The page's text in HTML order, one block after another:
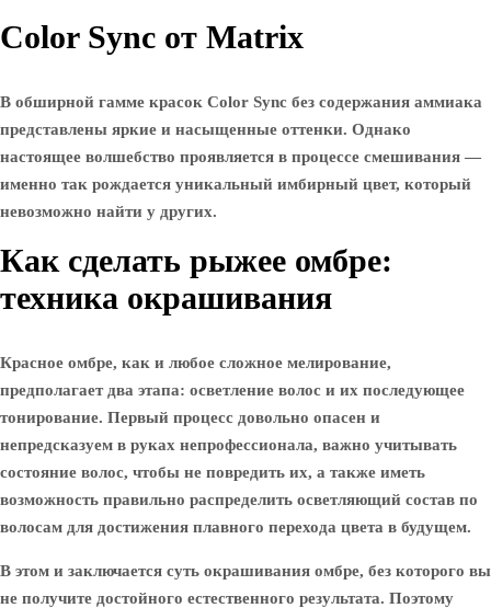
Color Sync от Matrix
В обширной гамме красок Color Sync без содержания аммиака
представлены яркие и насыщенные оттенки. Однако
настоящее волшебство проявляется в процессе смешивания —
именно так рождается уникальный имбирный цвет, который
невозможно найти у других.
Как сделать рыжее омбре:
техника окрашивания
Красное омбре, как и любое сложное мелирование,
предполагает два этапа: осветление волос и их последующее
тонирование. Первый процесс довольно опасен и
непредсказуем в руках непрофессионала, важно учитывать
состояние волос, чтобы не повредить их, а также иметь
возможность правильно распределить осветляющий состав по
волосам для достижения плавного перехода цвета в будущем.
В этом и заключается суть окрашивания омбре, без которого вы
не получите достойного естественного результата. Поэтому